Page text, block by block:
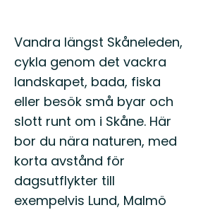
Beskrivning
Vandra längst Skåneleden,
cykla genom det vackra
landskapet, bada, fiska
eller besök små byar och
slott runt om i Skåne. Här
bor du nära naturen, med
korta avstånd för
dagsutflykter till
exempelvis Lund, Malmö